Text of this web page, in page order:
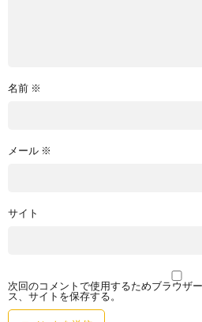
名前 ※
メール ※
サイト
次回のコメントで使用するためブラウザ
ス、サイトを保存する。